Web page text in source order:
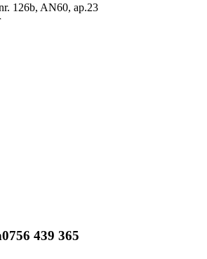
126b, AN60, ap.23
0756 439 365